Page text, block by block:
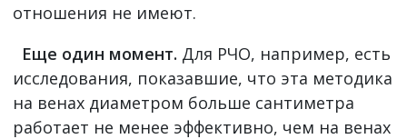
отношения не имеют.
Еще один момент. Для РЧО, например, есть
исследования, показавшие, что эта методика
на венах диаметром больше сантиметра
работает не менее эффективно, чем на венах